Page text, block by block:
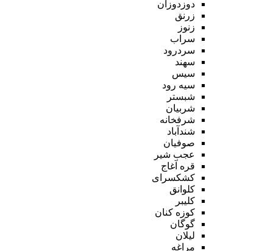
دوزدوزان
زرنق
زنوز
سراب
سردرود
سهند
سیس
سیه رود
شبستر
شربیان
شرفخانه
شندآباد
صوفیان
عجب شیر
قره آغاج
کشکسرای
کلوانق
کلیبر
کوزه کنان
گوگان
لیلان
مراغه